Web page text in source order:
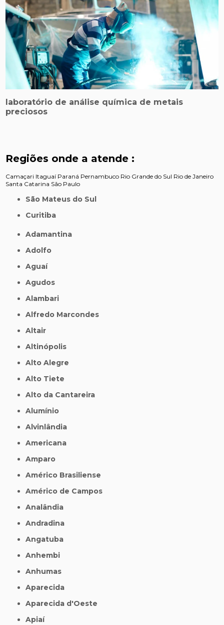
laboratório de análise química de metais
preciosos
Regiões onde a atende :
Camaçari Itaguaí Paraná Pernambuco Rio Grande do Sul Rio de Janeiro
Santa Catarina São Paulo
São Mateus do Sul
Curitiba
Adamantina
Adolfo
Aguaí
Agudos
Alambari
Alfredo Marcondes
Altair
Altinópolis
Alto Alegre
Alto Tiete
Alto da Cantareira
Alumínio
Alvinlândia
Americana
Amparo
Américo Brasiliense
Américo de Campos
Analândia
Andradina
Angatuba
Anhembi
Anhumas
Aparecida
Aparecida d'Oeste
Apiaí